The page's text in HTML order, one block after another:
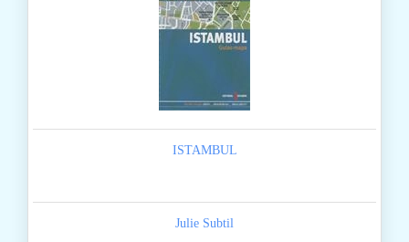
ISTAMBUL
Julie Subtil